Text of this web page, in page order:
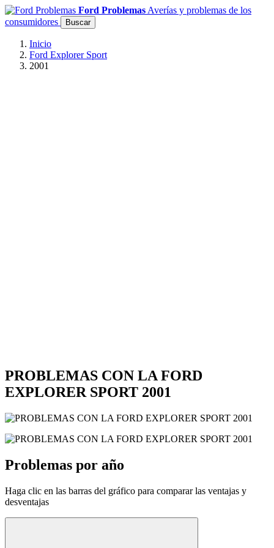
Ford Problemas Averías y problemas de los
consumidores
Buscar
Inicio
Ford Explorer Sport
2001
PROBLEMAS CON LA FORD
EXPLORER SPORT 2001
Problemas por año
Haga clic en las barras del gráfico para comparar las ventajas y
desventajas